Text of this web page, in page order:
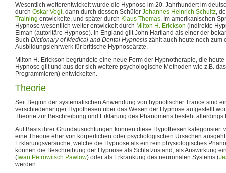
Wesentlich weiterentwickelt wurde die Hypnose im 20. Jahrhundert im
durch Oskar Vogt, dann durch dessen Schüler Johannes Heinrich Schultz,
Training entwickelte, und später durch Klaus Thomas. Im amerikanischen
Hypnose wesentlich weiter entwickelt durch Milton H. Erickson (indirekte
Elman (autoritäre Hypnose). In England gilt John Hartland als einer der
Buch Dictionary of Medical and Dental Hypnosis zählt auch heute noch zum
Ausbildungslehrwerk für britische Hypnoseärzte.
Milton H. Erickson begründete eine neue Form der Hypnotherapie, die
Hypnose gilt und aus der sich weitere psychologische Methoden wie z.B.
Programmieren) entwickelten.
Theorie
Seit Beginn der systematischen Anwendung von hypnotischer Trance sind
verschiedenartiger Hypothesen über das Wesen der Hypnose aufgestellt
Theorie zur Beschreibung und Erklärung des Phänomens besteht allerdings
Auf Basis ihrer Grundausrichtungen können diese Hypothesen kategorisiert
eine Theorie eher von körperlichen oder psychologischen Ursachen
Erklärungsversuche, welche die Hypnose als ein rein physiologisches
können die Beschreibung der Hypnose als Schlafzustand, als Auswirkung
( Iwan Petrowitsch Pawlow) oder als Erkrankung des neuronalen Systems (
werden.